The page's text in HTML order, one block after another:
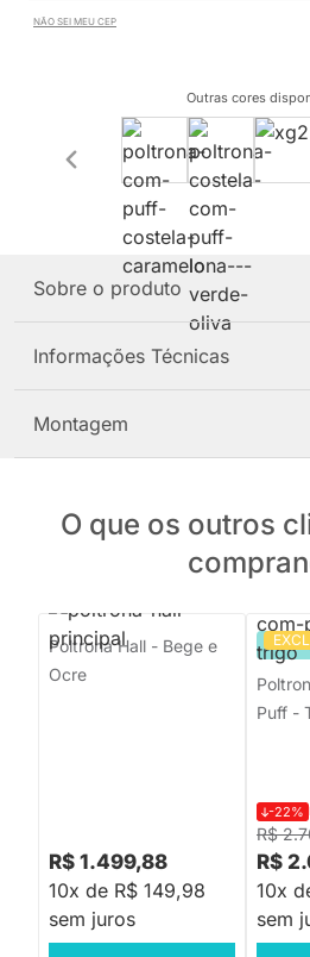
NÃO SEI MEU CEP
Outras cores
Sobre o produto
Informações Técnicas
Montagem
O que os outros
Poltrona Hall - Bege e
Ocre
R$ 1.499,88
10x de R$ 149,98
sem juros
Puff -
R$
-22%
R$
10x
sem